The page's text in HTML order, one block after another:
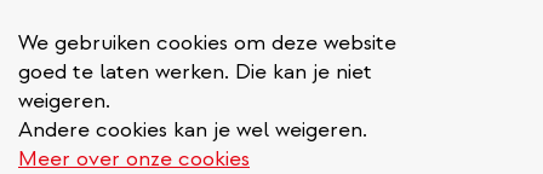
We gebruiken cookies om deze website
goed te laten werken. Die kan je niet
weigeren.
Andere cookies kan je wel weigeren.
Meer over onze cookies